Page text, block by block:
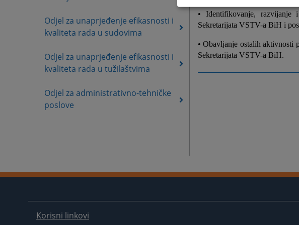
Odjel za unaprjeđenje efikasnosti i
kvaliteta rada u sudovima
Odjel za unaprjeđenje efikasnosti i
kvaliteta rada u tužilaštvima
Odjel za administrativno-tehničke
poslove
• Identifikovanje,
Sekretarijata VSTV-a BiH i
• Obavljanje ostalih aktivnosti
Sekretarijata VSTV-a BiH.
Korisni linkovi